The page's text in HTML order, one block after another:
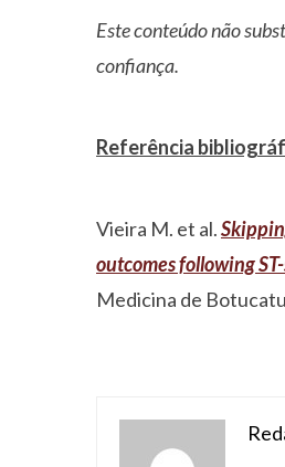
Este conteúdo não
confiança.
Referência
Vieira M. et al.
outcomes following
Medicina de